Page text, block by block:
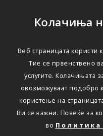
Колачиња
Веб страницата
Тие се првенствено
услугите. Колачињата
овозможуваат подобро
користење на
Ви се важни. Повеќе за
во Политика